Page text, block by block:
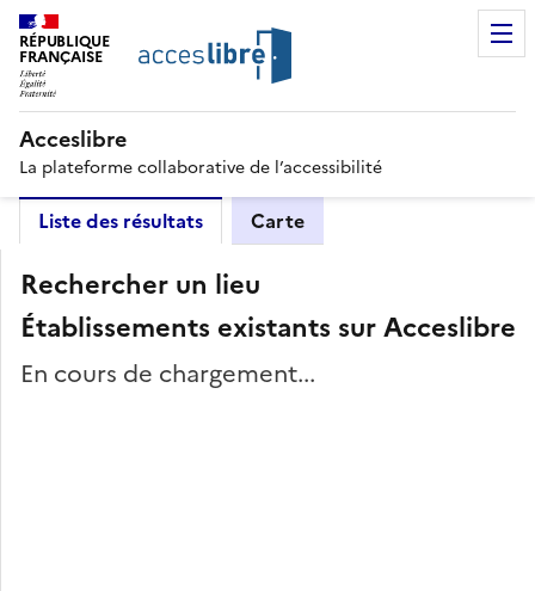
RÉPUBLIQUE
FRANÇAISE
Acceslibre
La plateforme collaborative de l’accessibilité
Liste des résultats Carte
Rechercher un lieu
Établissements existants sur Acceslibre
En cours de chargement...